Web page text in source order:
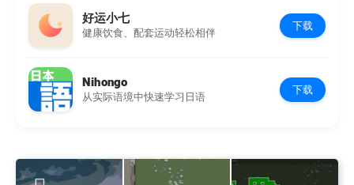
好运小七
健康饮食、配套运动轻松相伴
下载
Nihongo
从实际语境中快速学习日语
下载